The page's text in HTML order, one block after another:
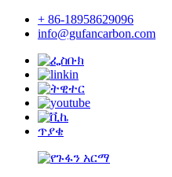
+ 86-18958629096
info@gufancarbon.com
ጥያቄ